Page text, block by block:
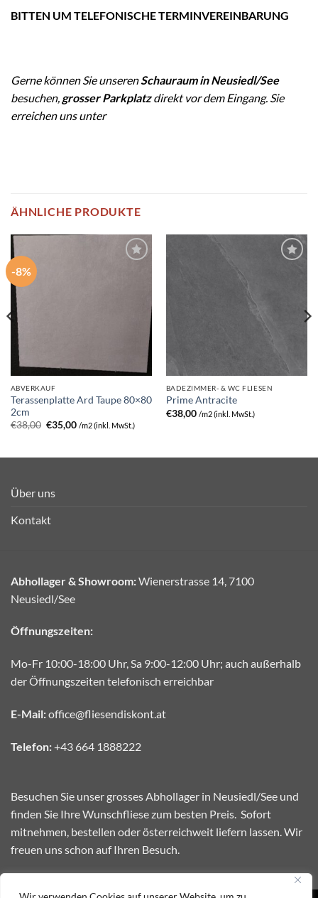
BITTEN UM TELEFONISCHE TERMINVEREINBARUNG
Gerne können Sie unserenSchauraum in Neusiedl/See
besuchen, grosser Parkplatzdirekt vor dem Eingang. Sie
erreichen uns unter
ÄHNLICHE PRODUKTE
-8%
ABVERKAUF
Terassenplatte Ard Taupe 80×80
2cm
€38,00 Ursprünglicher
Preis
€35,00Aktueller
Preis
/m2 (inkl. MwSt.)
BADEZIMMER- & WC FLIESEN
Prime Antracite
€38,00 /m2 (inkl. MwSt.)
Über uns
Kontakt
Abhollager & Showroom:Wienerstrasse 14, 7100
Neusiedl/See
Öffnungszeiten:
Mo-Fr 10:00-18:00 Uhr, Sa 9:00-12:00 Uhr; auch außerhalb
der Öffnungszeiten telefonisch erreichbar
E-Mail:office@fliesendiskont.at
Telefon:+43 664 1888222
Besuchen Sie unser grosses Abhollager in Neusiedl/See und
finden Sie Ihre Wunschfliese zum besten Preis. Sofort
mitnehmen, bestellen oder österreichweit liefern lassen. Wir
freuen uns schon auf Ihren Besuch.